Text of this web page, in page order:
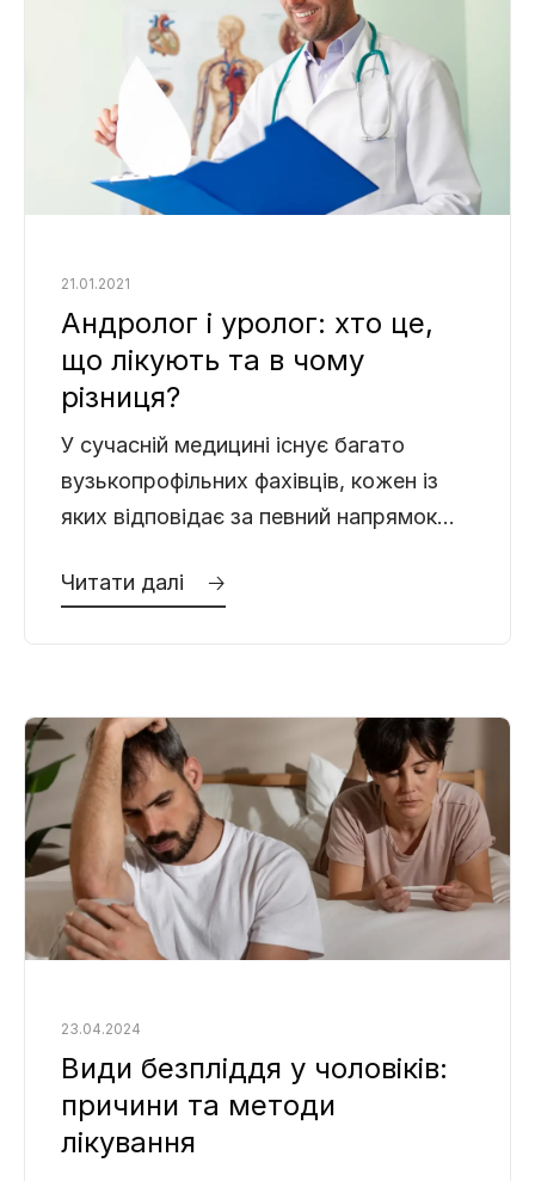
Андролог і уролог: хто це,
що лікують та в чому
різниця?
21.01.2021
У сучасній медицині існує багато
вузькопрофільних фахівців, кожен із
яких відповідає за певний напрямок
захворювання чоловічої статевої та
Читати далі 🡢
Види безпліддя у чоловіків:
причини та методи
лікування
23.04.2024